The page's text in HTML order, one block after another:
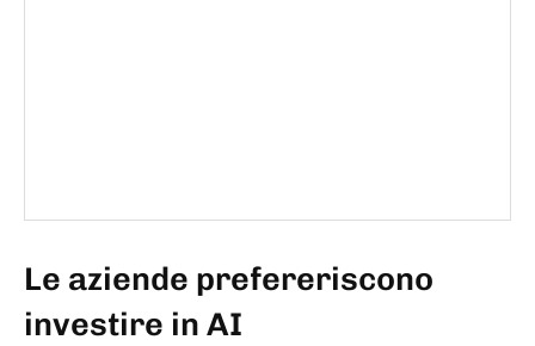
Le aziende prefereriscono
investire in AI